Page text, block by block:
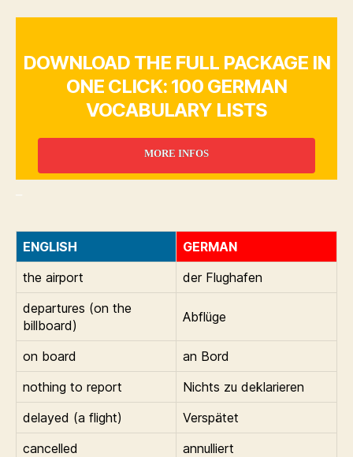
DOWNLOAD THE FULL PACKAGE IN
ONE CLICK: 100 GERMAN
VOCABULARY LISTS
MORE INFOS
ENGLISH
GERMAN
the airport
der Flughafen
departures (on the
billboard)
Abflüge
on board
an Bord
nothing to report
Nichts zu deklarieren
delayed (a flight)
Verspätet
cancelled
annulliert